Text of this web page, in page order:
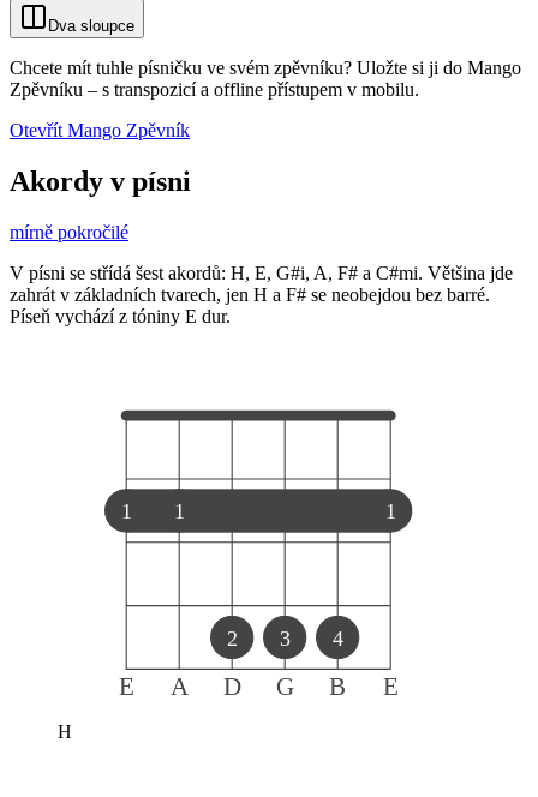
Dva sloupce
Chcete mít tuhle písničku ve svém zpěvníku? Uložte si ji do Mango
Zpěvníku – s transpozicí a offline přístupem v mobilu.
Otevřít Mango Zpěvník
Akordy v písni
mírně pokročilé
V písni se střídá šest akordů: H, E, G#i, A, F# a C#mi. Většina jde
zahrát v základních tvarech, jen H a F# se neobejdou bez barré.
Píseň vychází z tóniny E dur.
E A D G B E
1 1 1
2 3 4
H